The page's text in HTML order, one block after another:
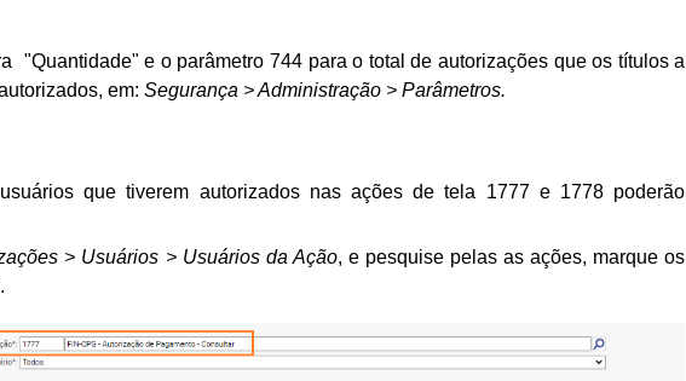
"Quantidade" e o parâmetro 744 para o total de autorizações que os títulos a
em: Segurança > Administração > Parâmetros.
que tiverem autorizados nas ações de tela 1777 e 1778 poderão
> Usuários > Usuários da Ação, e pesquise pelas as ações, marque os